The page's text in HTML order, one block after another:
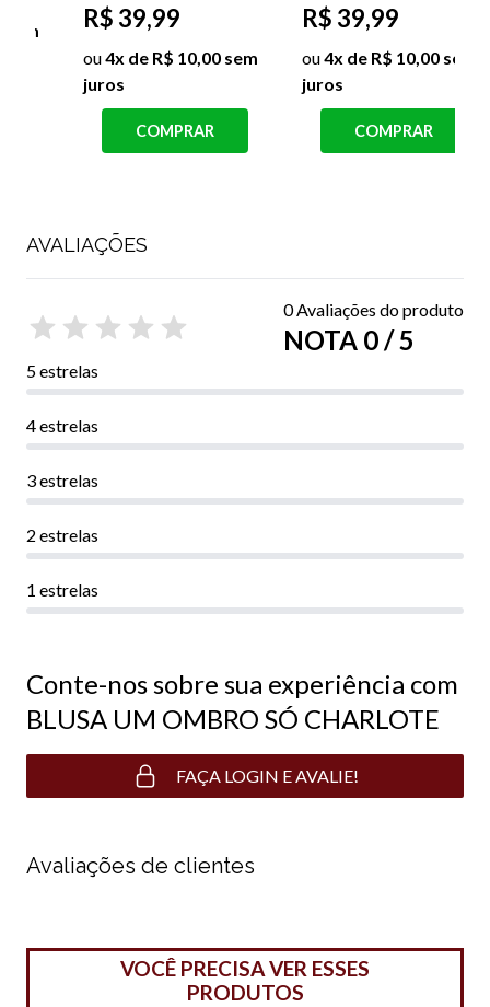
R$ 39,99
4x de R$ 10,00 sem
juros
COMPRAR
R$ 39,99
4x de R$ 10,00 sem
juros
COMPRAR
AVALIAÇÕES
0 Avaliações do produto
NOTA 0 / 5
5 estrelas
4 estrelas
3 estrelas
2 estrelas
1 estrelas
Conte-nos sobre sua experiência com
BLUSA UM OMBRO SÓ CHARLOTE
FAÇA LOGIN E AVALIE!
Avaliações de clientes
VOCÊ PRECISA VER ESSES
PRODUTOS